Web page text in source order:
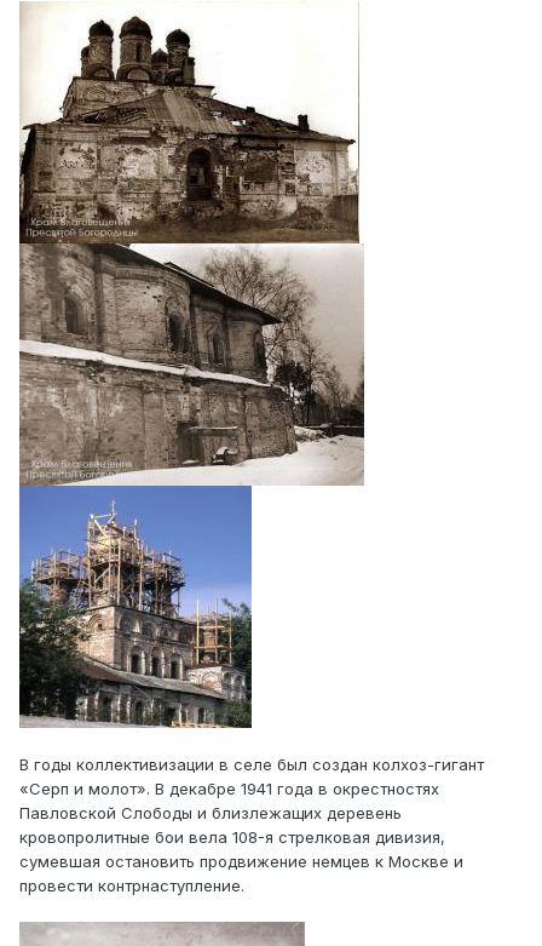
В годы коллективизации в селе был создан колхоз-гигант
«Серп и молот». В декабре 1941 года в окрестностях
Павловской Слободы и близлежащих деревень
кровопролитные бои вела 108-я стрелковая дивизия,
сумевшая остановить продвижение немцев к Москве и
провести контрнаступление.